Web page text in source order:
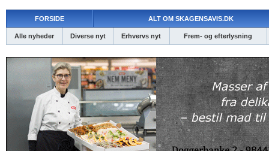
FORSIDE ALT OM SKAGENSAVIS.DK
Alle nyheder Diverse nyt Erhvervs nyt Frem- og efterlysning